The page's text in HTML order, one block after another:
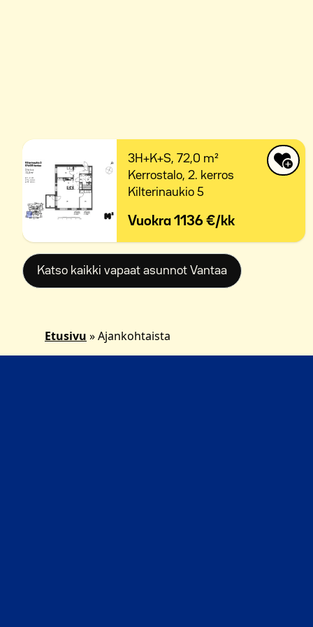
3H+K+S, 72,0 m²
Kerrostalo,2. kerros
Kilterinaukio 5
Vuokra1136 €/kk
Katso kaikki vapaat asunnot Vantaa
Etusivu »Ajankohtaista